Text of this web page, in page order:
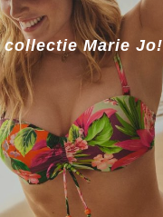
collectie Marie Jo!